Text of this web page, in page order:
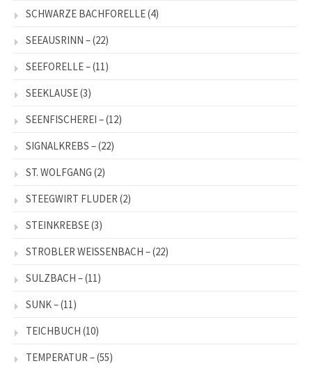
SCHWARZE BACHFORELLE(4)
SEEAUSRINN –(22)
SEEFORELLE –(11)
SEEKLAUSE(3)
SEENFISCHEREI –(12)
SIGNALKREBS –(22)
ST. WOLFGANG (2)
STEEGWIRT FLUDER (2)
STEINKREBSE(3)
STROBLER WEISSENBACH –(22)
SULZBACH –(11)
SUNK –(11)
TEICHBUCH (10)
TEMPERATUR –(55)